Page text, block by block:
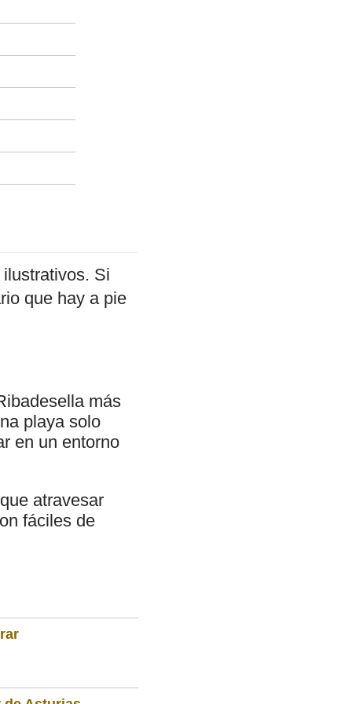
Si
que hay a pie
más
playa solo
en un entorno
atravesar
fáciles de